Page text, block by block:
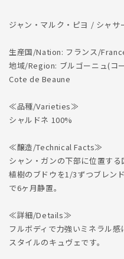
ら
や
ジャン・マルク・ピヨ / シャ
生産国/Nation: フランス/
地域/Region: ブルゴーニュ(コ
Cote de Beaune
≪品種/Varieties≫
シャルドネ 100%
≪醸造/Technical Facts≫
シャン・ガンの下部に位置す
植樹のブドウを1/3ずつブレン
で6ヶ月静置。
≪詳細/Details≫
フルボディで力強いミネラル
スタイルのキュヴェです。